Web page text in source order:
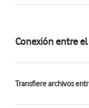
Conexión entre
Transfiere archivos